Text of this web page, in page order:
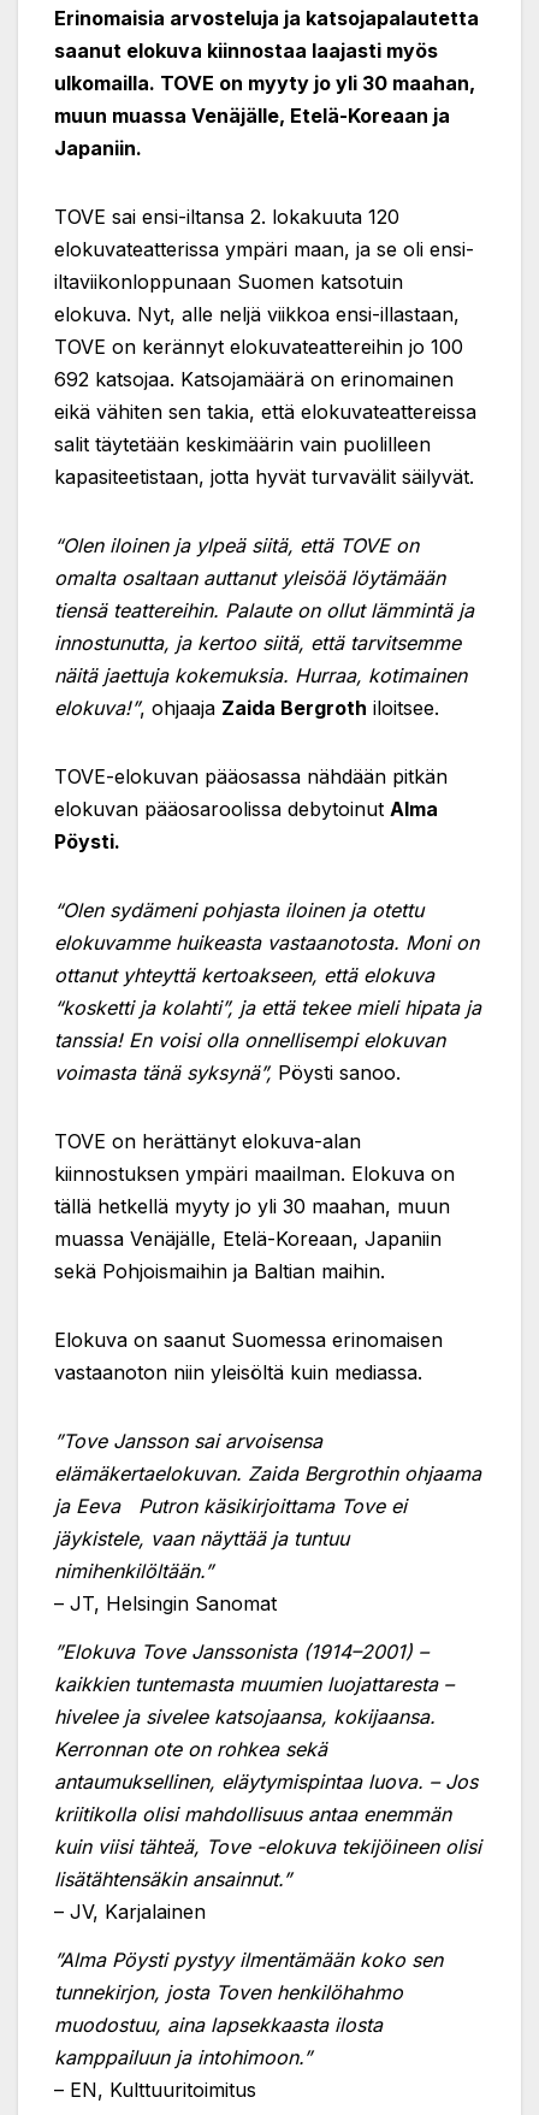
Erinomaisia arvosteluja ja katsojapalautetta
saanut elokuva kiinnostaa laajasti myös
ulkomailla. TOVE on myyty jo yli 30 maahan,
muun muassa Venäjälle, Etelä-Koreaan ja
Japaniin.
TOVE sai ensi-iltansa 2. lokakuuta 120
elokuvateatterissa ympäri maan, ja se oli ensi-
iltaviikonloppunaan Suomen katsotuin
elokuva. Nyt, alle neljä viikkoa ensi-illastaan,
TOVE on kerännyt elokuvateattereihin jo 100
692 katsojaa. Katsojamäärä on erinomainen
eikä vähiten sen takia, että elokuvateattereissa
salit täytetään keskimäärin vain puolilleen
kapasiteetistaan, jotta hyvät turvavälit säilyvät.
“Olen iloinen ja ylpeä siitä, että TOVE on
omalta osaltaan auttanut yleisöä löytämään
tiensä teattereihin. Palaute on ollut lämmintä ja
innostunutta, ja kertoo siitä, että tarvitsemme
näitä jaettuja kokemuksia. Hurraa, kotimainen
elokuva!”, ohjaaja Zaida Bergroth iloitsee.
TOVE-elokuvan pääosassa nähdään pitkän
elokuvan pääosaroolissa debytoinut Alma
Pöysti.
“Olen sydämeni pohjasta iloinen ja otettu
elokuvamme huikeasta vastaanotosta. Moni on
ottanut yhteyttä kertoakseen, että elokuva
“kosketti ja kolahti”, ja että tekee mieli hipata ja
tanssia! En voisi olla onnellisempi elokuvan
voimasta tänä syksynä”, Pöysti sanoo.
TOVE on herättänyt elokuva-alan
kiinnostuksen ympäri maailman. Elokuva on
tällä hetkellä myyty jo yli 30 maahan, muun
muassa Venäjälle, Etelä-Koreaan, Japaniin
sekä Pohjoismaihin ja Baltian maihin.
Elokuva on saanut Suomessa erinomaisen
vastaanoton niin yleisöltä kuin mediassa.
”Tove Jansson sai arvoisensa
elämäkertaelokuvan. Zaida Bergrothin ohjaama
ja Eeva
Putron käsikirjoittama Tove ei
jäykistele, vaan näyttää ja tuntuu
nimihenkilöltään.”
– JT, Helsingin Sanomat
”Elokuva Tove Janssonista (1914–2001) –
kaikkien tuntemasta muumien luojattaresta –
hivelee ja sivelee katsojaansa, kokijaansa.
Kerronnan ote on rohkea sekä
antaumuksellinen, eläytymispintaa luova. – Jos
kriitikolla olisi mahdollisuus antaa enemmän
kuin viisi tähteä, Tove -elokuva tekijöineen olisi
lisätähtensäkin ansainnut.”
– JV, Karjalainen
”Alma Pöysti pystyy ilmentämään koko sen
tunnekirjon, josta Toven henkilöhahmo
muodostuu, aina lapsekkaasta ilosta
kamppailuun ja intohimoon.”
– EN, Kulttuuritoimitus